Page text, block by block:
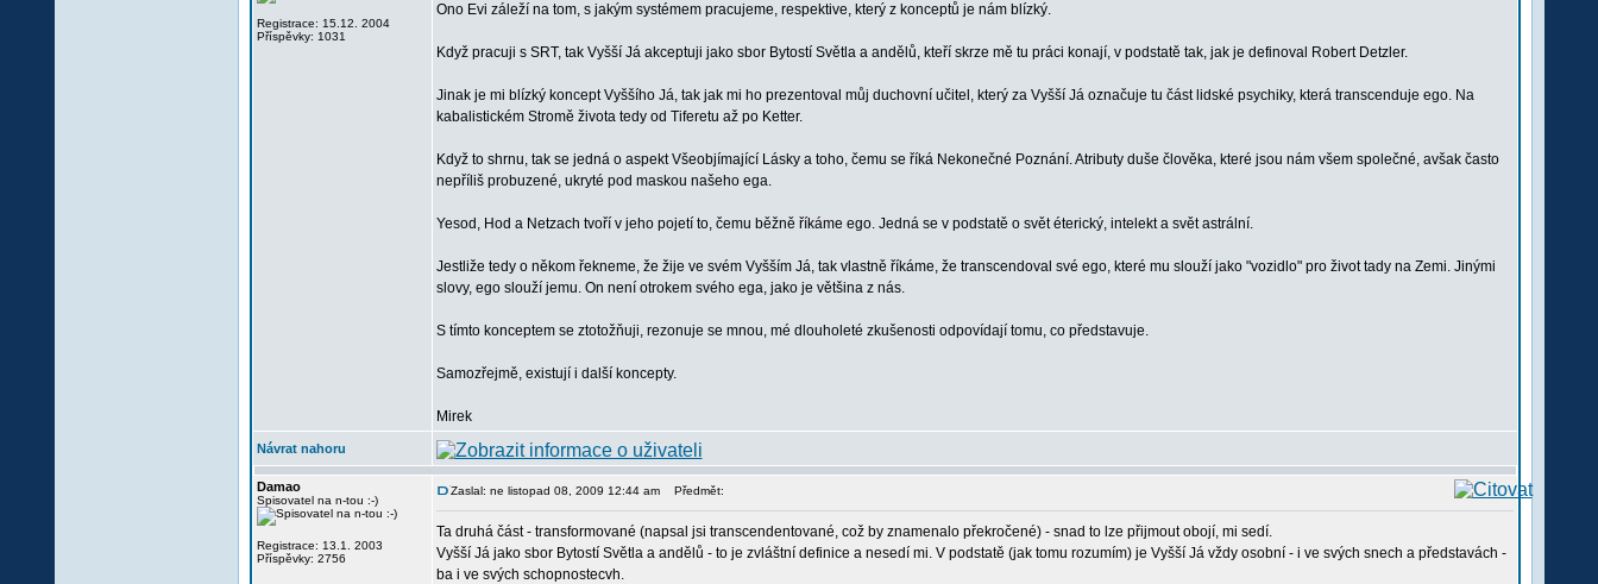
Registrace: 15.12. 2004
Příspěvky: 1031
Ono Evi záleží na tom, s jakým systémem pracujeme, respektive, který z konceptů je nám blízký.
Když pracuji s SRT, tak Vyšší Já akceptuji jako sbor Bytostí Světla a andělů, kteří skrze mě tu práci konají, v podstatě tak, jak je definoval Robert Detzler.
Jinak je mi blízký koncept Vyššího Já, tak jak mi ho prezentoval můj duchovní učitel, který za Vyšší Já označuje tu část lidské psychiky, která transcenduje ego. Na
kabalistickém Stromě života tedy od Tiferetu až po Ketter.
Když to shrnu, tak se jedná o aspekt Všeobjímající Lásky a toho, čemu se říká Nekonečné Poznání. Atributy duše člověka, které jsou nám všem společné, avšak často
nepříliš probuzené, ukryté pod maskou našeho ega.
Yesod, Hod a Netzach tvoří v jeho pojetí to, čemu běžně říkáme ego. Jedná se v podstatě o svět éterický, intelekt a svět astrální.
Jestliže tedy o někom řekneme, že žije ve svém Vyšším Já, tak vlastně říkáme, že transcendoval své ego, které mu slouží jako "vozidlo" pro život tady na Zemi. Jinými
slovy, ego slouží jemu. On není otrokem svého ega, jako je většina z nás.
S tímto konceptem se ztotožňuji, rezonuje se mnou, mé dlouholeté zkušenosti odpovídají tomu, co představuje.
Samozřejmě, existují i další koncepty.
Mirek
Návrat nahoru
Damao
Spisovatel na n-tou :-)
Registrace: 13.1. 2003
Příspěvky: 2756
Zaslal: ne listopad 08, 2009 12:44 am Předmět:
Ta druhá část - transformované (napsal jsi transcendentované, což by znamenalo překročené) - snad to lze přijmout obojí, mi sedí.
Vyšší Já jako sbor Bytostí Světla a andělů - to je zvláštní definice a nesedí mi. V podstatě (jak tomu rozumím) je Vyšší Já vždy osobní - i ve svých snech a představách -
ba i ve svých schopnostecvh.